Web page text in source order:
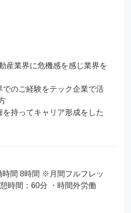
産業界に危機感を感じ業界を
でのご経験をテック企業で活
持ってキャリア形成をした
時間 8時間 ※月間フルフレッ
時間：60分 ・時間外労働